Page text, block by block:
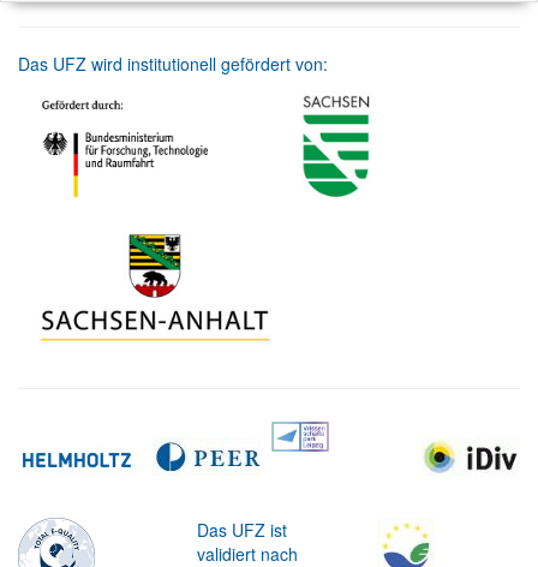
Das UFZ wird institutionell gefördert von:
Das UFZ ist
validiert nach